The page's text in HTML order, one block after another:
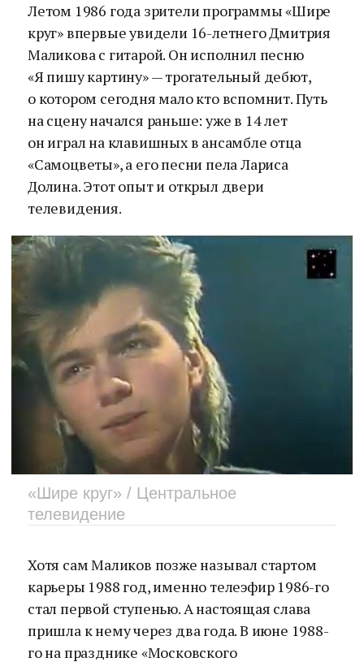
Летом 1986 года зрители программы «Шире
круг» впервые увидели 16-летнего Дмитрия
Маликова с гитарой. Он исполнил песню
«Я пишу картину» — трогательный дебют,
о котором сегодня мало кто вспомнит. Путь
на сцену начался раньше: уже в 14 лет
он играл на клавишных в ансамбле отца
«Самоцветы», а его песни пела Лариса
Долина. Этот опыт и открыл двери
телевидения.
«Шире круг» / Центральное
телевидение
Хотя сам Маликов позже называл стартом
карьеры 1988 год, именно телеэфир 1986-го
стал первой ступенью. А настоящая слава
пришла к нему через два года. В июне 1988-
го на празднике «Московского